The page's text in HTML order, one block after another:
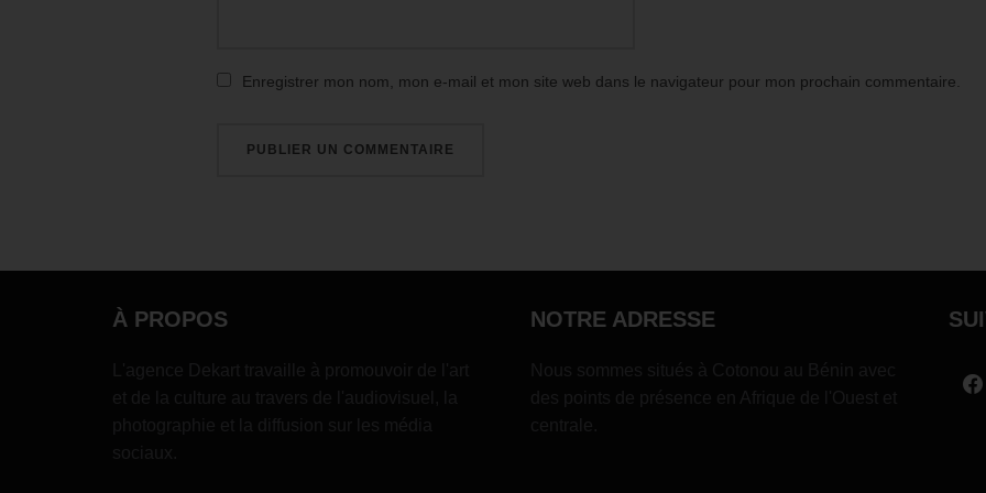
Enregistrer mon nom, mon e-mail et mon site web dans le navigateur pour mon prochain commentaire.
À PROPOS NOTRE ADRESSE